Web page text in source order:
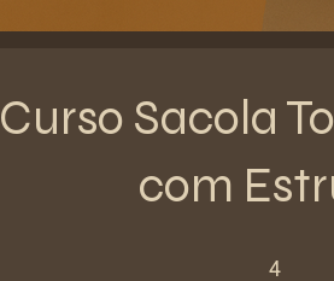
Curso Sacola
com
4